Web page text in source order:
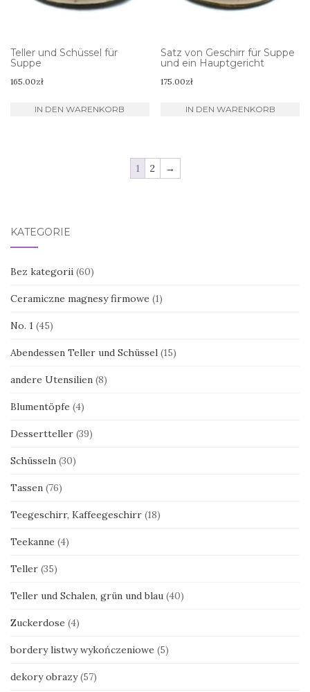
Teller und Schüssel für
Suppe
165.00zł
IN DEN WARENKORB
Satz von Geschirr für Suppe
und ein Hauptgericht
175.00zł
IN DEN WARENKORB
1 2 →
KATEGORIE
Bez kategorii (60)
Ceramiczne magnesy firmowe (1)
No. 1 (45)
Abendessen Teller und Schüssel (15)
andere Utensilien (8)
Blumentöpfe (4)
Dessertteller (39)
Schüsseln (30)
Tassen (76)
Teegeschirr, Kaffeegeschirr (18)
Teekanne (4)
Teller (35)
Teller und Schalen, grün und blau (40)
Zuckerdose (4)
bordery listwy wykończeniowe (5)
dekory obrazy (57)